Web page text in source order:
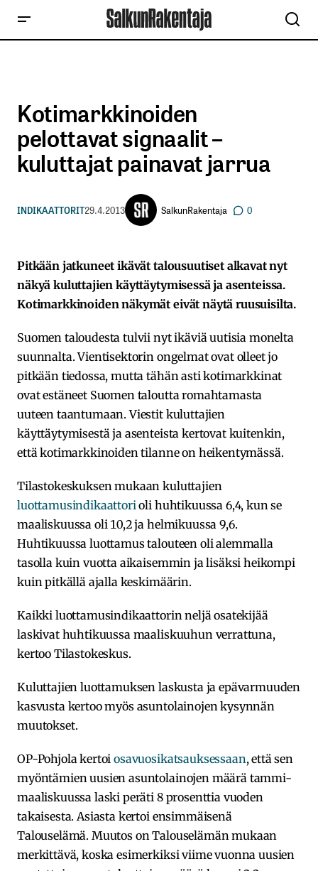
Kotimarkkinoiden
pelottavat signaalit –
kuluttajat painavat jarrua
INDIKAATTORIT29.4.2013 SalkunRakentaja 0
Pitkään jatkuneet ikävät talousuutiset alkavat nyt
näkyä kuluttajien käyttäytymisessä ja asenteissa.
Kotimarkkinoiden näkymät eivät näytä ruusuisilta.
Suomen taloudesta tulvii nyt ikäviä uutisia monelta
suunnalta. Vientisektorin ongelmat ovat olleet jo
pitkään tiedossa, mutta tähän asti kotimarkkinat
ovat estäneet Suomen taloutta romahtamasta
uuteen taantumaan. Viestit kuluttajien
käyttäytymisestä ja asenteista kertovat kuitenkin,
että kotimarkkinoiden tilanne on heikentymässä.
Tilastokeskuksen mukaan kuluttajien
luottamusindikaattorioli huhtikuussa 6,4, kun se
maaliskuussa oli 10,2 ja helmikuussa 9,6.
Huhtikuussa luottamus talouteen oli alemmalla
tasolla kuin vuotta aikaisemmin ja lisäksi heikompi
kuin pitkällä ajalla keskimäärin.
Kaikki luottamusindikaattorin neljä osatekijää
laskivat huhtikuussa maaliskuuhun verrattuna,
kertoo Tilastokeskus.
Kuluttajien luottamuksen laskusta ja epävarmuuden
kasvusta kertoo myös asuntolainojen kysynnän
muutokset.
OP-Pohjola kertoiosavuosikatsauksessaan, että sen
myöntämien uusien asuntolainojen määrä tammi-
maaliskuussa laski peräti 8 prosenttia vuoden
takaisesta. Asiasta kertoi ensimmäisenä
Talouselämä. Muutos on Talouselämän mukaan
merkittävä, koska esimerkiksi viime vuonna uusien